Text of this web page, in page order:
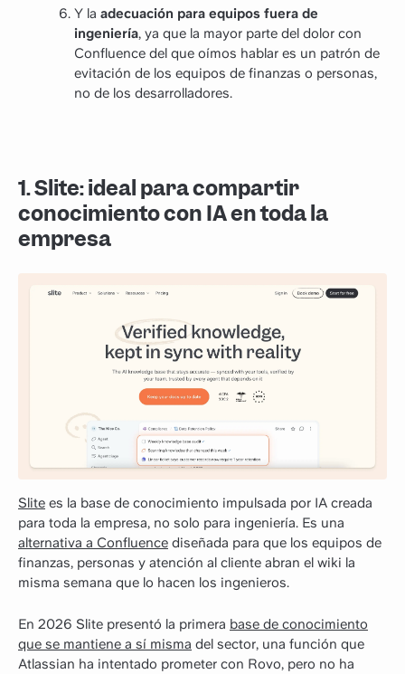
Y la adecuación para equipos fuera de
ingeniería, ya que la mayor parte del dolor con
Confluence del que oímos hablar es un patrón de
evitación de los equipos de finanzas o personas,
no de los desarrolladores.
1. Slite: ideal para compartir
conocimiento con IA en toda la
empresa
Slite es la base de conocimiento impulsada por IA creada
para toda la empresa, no solo para ingeniería. Es una
alternativa a Confluence diseñada para que los equipos de
finanzas, personas y atención al cliente abran el wiki la
misma semana que lo hacen los ingenieros.
En 2026 Slite presentó la primera base de conocimiento
que se mantiene a sí misma del sector, una función que
Atlassian ha intentado prometer con Rovo, pero no ha